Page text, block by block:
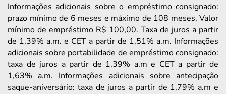
Informações adicionais sobre o empréstimo consignado:
prazo mínimo de 6 meses e máximo de 108 meses. Valor
mínimo de empréstimo R$ 100,00. Taxa de juros a partir
de 1,39% a.m. e CET a partir de 1,51% a.m. Informações
adicionais sobre portabilidade de empréstimo consignado:
taxa de juros a partir de 1,39% a.m e CET a partir de
1,63% a.m. Informações adicionais sobre antecipação
saque-aniversário: taxa de juros a partir de 1,79% a.m e